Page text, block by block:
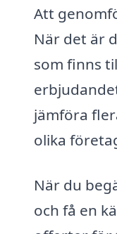
Att
När det är
som finns
jämföra
olika
När du
och få en